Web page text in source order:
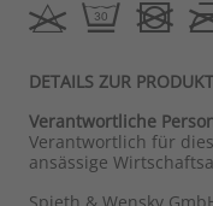
DETAILS ZUR
Verantwortliche
Verantwortlich für
ansässige